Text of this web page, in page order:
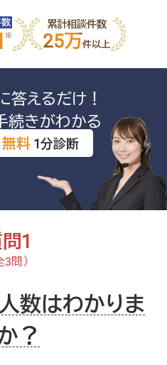
数 累計相談件数
25万件以上
答えるだけ！
続きがわかる
無料 1分診断
1
3問）
数はわかりま
？